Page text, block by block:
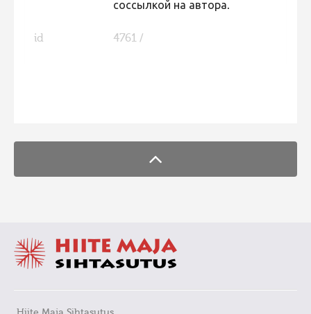
Фотоконкурс 2010
соссылкой на автора.
id 4761 /